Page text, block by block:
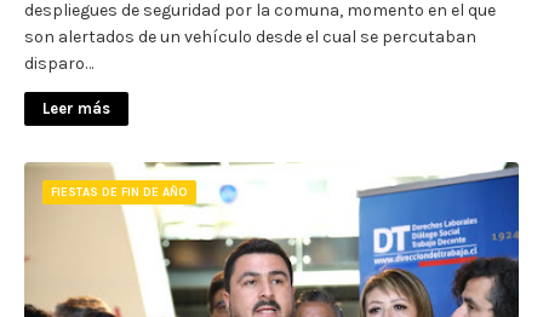
despliegues de seguridad por la comuna, momento en el que
son alertados de un vehículo desde el cual se percutaban
disparo…
Leer más
FIESTAS DE FIN DE AÑO